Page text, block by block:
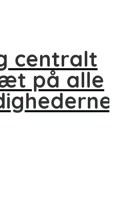
centralt
på alle